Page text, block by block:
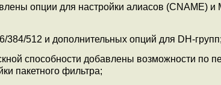
опции для настройки алиасов (CNAME) и
512 и дополнительных опций для DH-групп;
способности добавлены возможности по
пакетного фильтра;